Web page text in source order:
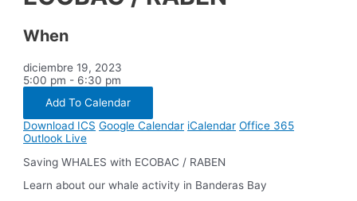
When
diciembre 19, 2023
5:00 pm - 6:30 pm
Add To Calendar
Download ICS Google Calendar iCalendar Office 365
Outlook Live
Saving WHALES with ECOBAC / RABEN
Learn about our whale activity in Banderas Bay